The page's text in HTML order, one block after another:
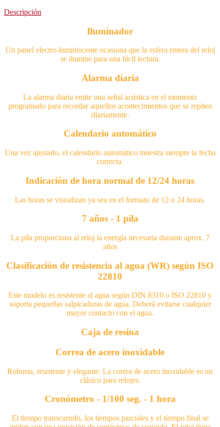
Descripción
Iluminador
Un panel electro-luminiscente ocasiona que la esfera entera del reloj
se ilumine para una fácil lectura.
Alarma diaria
La alarma diaria emite una señal acústica en el momento
programado para recordar aquellos acontecimientos que se repiten
diariamente.
Calendario automático
Una vez ajustado, el calendario automático muestra siempre la fecha
correcta.
Indicación de hora normal de 12/24 horas
Las horas se visualizan ya sea en el formato de 12 o 24 horas.
7 años - 1 pila
La pila proporciona al reloj la energía necesaria durante aprox. 7
años
Clasificación de resistencia al agua (WR) según ISO
22810
Este modelo es resistente al agua según DIN 8310 o ISO 22810 y
soporta pequeñas salpicaduras de agua. Deberá evitarse cualquier
mayor contacto con el agua.
Caja de resina
Correa de acero inoxidable
Robusta, resistente y elegante. La correa de acero inoxidable es un
clásico para relojes.
Cronómetro - 1/100 seg. - 1 hora
El tiempo transcurrido, los tiempos parciales y el tiempo final se